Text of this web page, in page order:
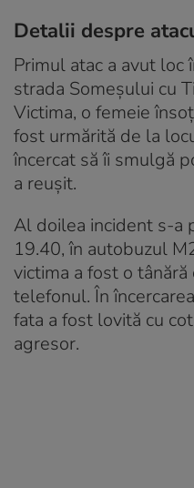
Detalii despre
Primul atac a avut
strada Someșului cu
Victima, o femeie
fost urmărită de la
încercat să îi smulgă
a reușit.
Al doilea incident s-a
19.40, în autobuzul
victima a fost o
telefonul. În
fata a fost lovită cu
agresor.